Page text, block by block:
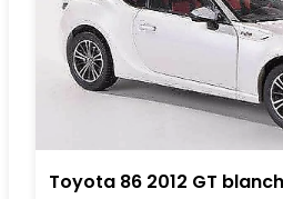
Toyota 86 2012 GT